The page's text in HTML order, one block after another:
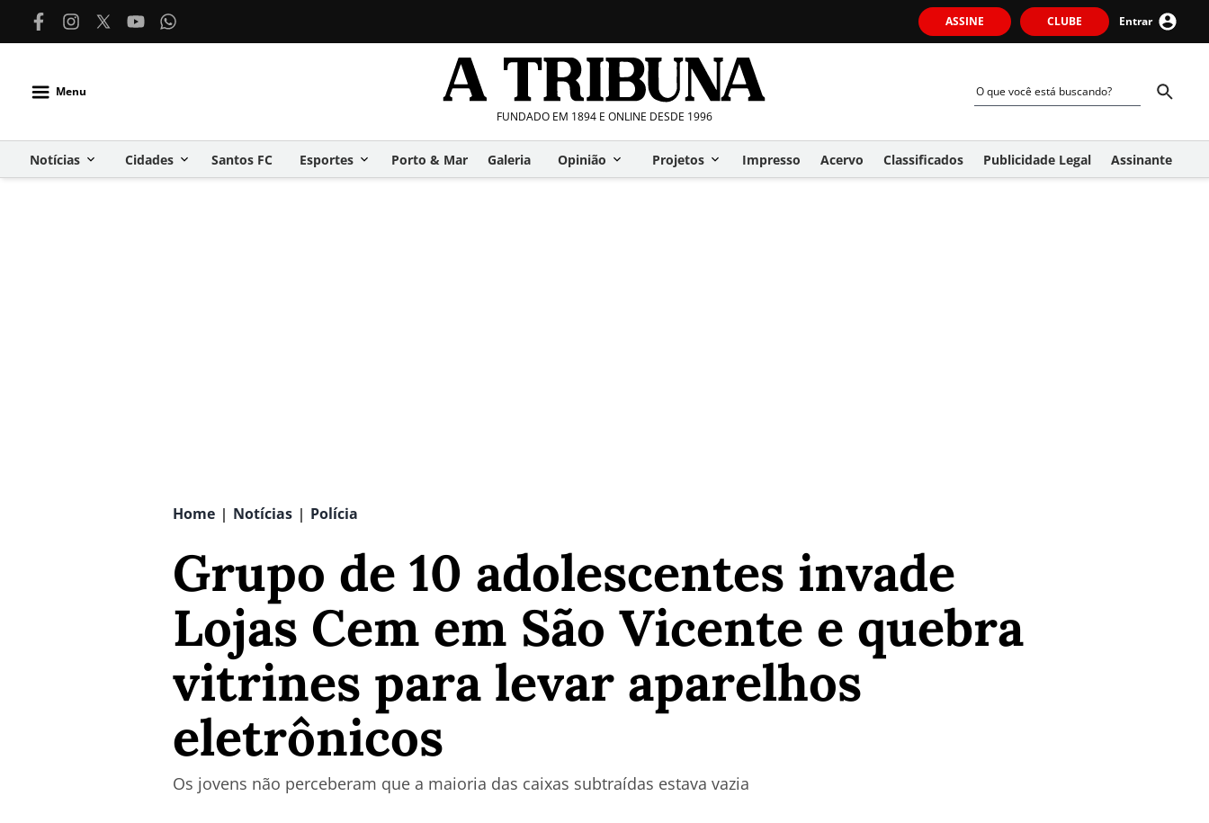
ASSINE CLUBE Entrar
Menu
FUNDADO EM 1894 E ONLINE DESDE 1996
Notícias Cidades Santos FC Esportes Porto & Mar Galeria Opinião Projetos Impresso Acervo Classificados Publicidade Legal Assinante
Home | Notícias | Polícia
Grupo de 10 adolescentes invade
Lojas Cem em São Vicente e quebra
vitrines para levar aparelhos
eletrônicos
Os jovens não perceberam que a maioria das caixas subtraídas estava vazia